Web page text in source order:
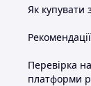
Як
Перевірка
платформи